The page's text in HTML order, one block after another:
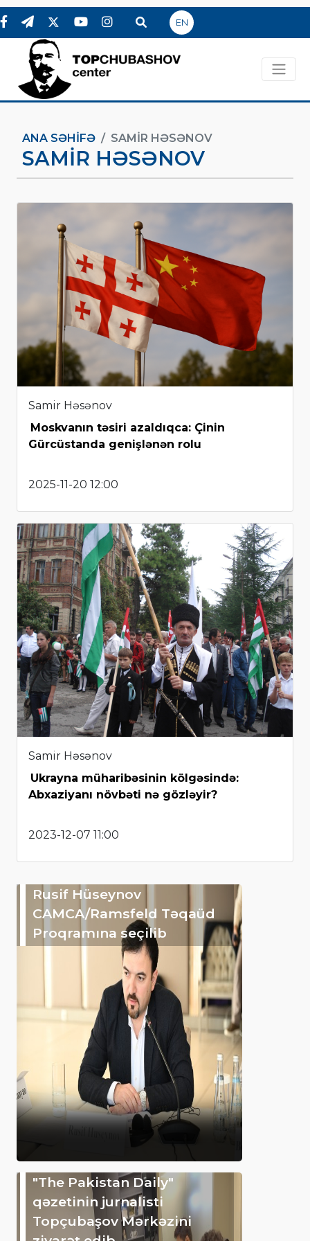
EN
ANA SƏHIFƏ SAMIR HƏSƏNOV
SAMIR HƏSƏNOV
Samir Həsənov
Moskvanın təsiri azaldıqca: Çinin
Gürcüstanda genişlənən rolu
2025-11-20 12:00
Samir Həsənov
Ukrayna müharibəsinin kölgəsində:
Abxaziyanı növbəti nə gözləyir?
2023-12-07 11:00
Rusif Hüseynov
CAMCA/Ramsfeld Təqaüd
Proqramına seçilib
"The Pakistan Daily"
qəzetinin jurnalisti
Topçubaşov Mərkəzini